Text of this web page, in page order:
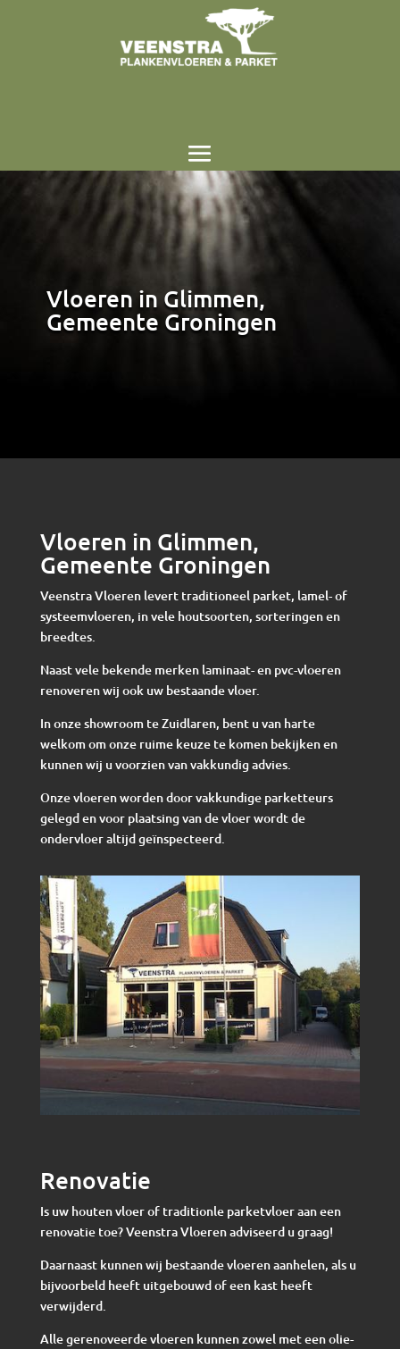
Vloeren in Glimmen,
Gemeente Groningen
Vloeren in Glimmen,
Gemeente Groningen
Veenstra Vloeren levert traditioneel parket, lamel- of
systeemvloeren, in vele houtsoorten, sorteringen en
breedtes.
Naast vele bekende merken laminaat- en pvc-vloeren
renoveren wij ook uw bestaande vloer.
In onze showroom te Zuidlaren, bent u van harte
welkom om onze ruime keuze te komen bekijken en
kunnen wij u voorzien van vakkundig advies.
Onze vloeren worden door vakkundige parketteurs
gelegd en voor plaatsing van de vloer wordt de
ondervloer altijd geïnspecteerd.
Renovatie
Is uw houten vloer of traditionle parketvloer aan een
renovatie toe? Veenstra Vloeren adviseerd u graag!
Daarnaast kunnen wij bestaande vloeren aanhelen, als u
bijvoorbeld heeft uitgebouwd of een kast heeft
verwijderd.
Alle gerenoveerde vloeren kunnen zowel met een olie-